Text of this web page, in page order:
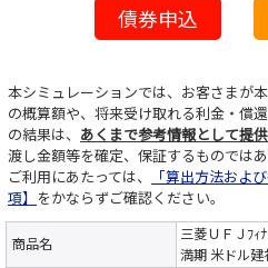
債券申込
本シミュレーションでは、お客さまが
の概算額や、将来受け取れる利金・償
の結果は、 あくまで参考情報として提供
渡し金額等を確定、保証するものでは
ご利用にあたっては、
「算出方法およ
項】 をかならずご確認ください。
商品名
三菱ＵＦＪﾌｨ
満期 米ドル建